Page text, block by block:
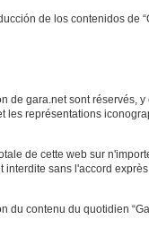
de los contenidos de
de gara.net sont réservés,
représentations
de cette web sur
interdite sans l'accord
du contenu du quotidien